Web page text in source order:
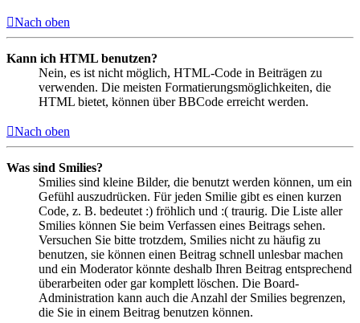
Nach oben
Kann ich HTML benutzen?
Nein, es ist nicht möglich, HTML-Code in Beiträgen zu
verwenden. Die meisten Formatierungsmöglichkeiten, die
HTML bietet, können über BBCode erreicht werden.
Nach oben
Was sind Smilies?
Smilies sind kleine Bilder, die benutzt werden können, um ein
Gefühl auszudrücken. Für jeden Smilie gibt es einen kurzen
Code, z. B. bedeutet :) fröhlich und :( traurig. Die Liste aller
Smilies können Sie beim Verfassen eines Beitrags sehen.
Versuchen Sie bitte trotzdem, Smilies nicht zu häufig zu
benutzen, sie können einen Beitrag schnell unlesbar machen
und ein Moderator könnte deshalb Ihren Beitrag entsprechend
überarbeiten oder gar komplett löschen. Die Board-
Administration kann auch die Anzahl der Smilies begrenzen,
die Sie in einem Beitrag benutzen können.